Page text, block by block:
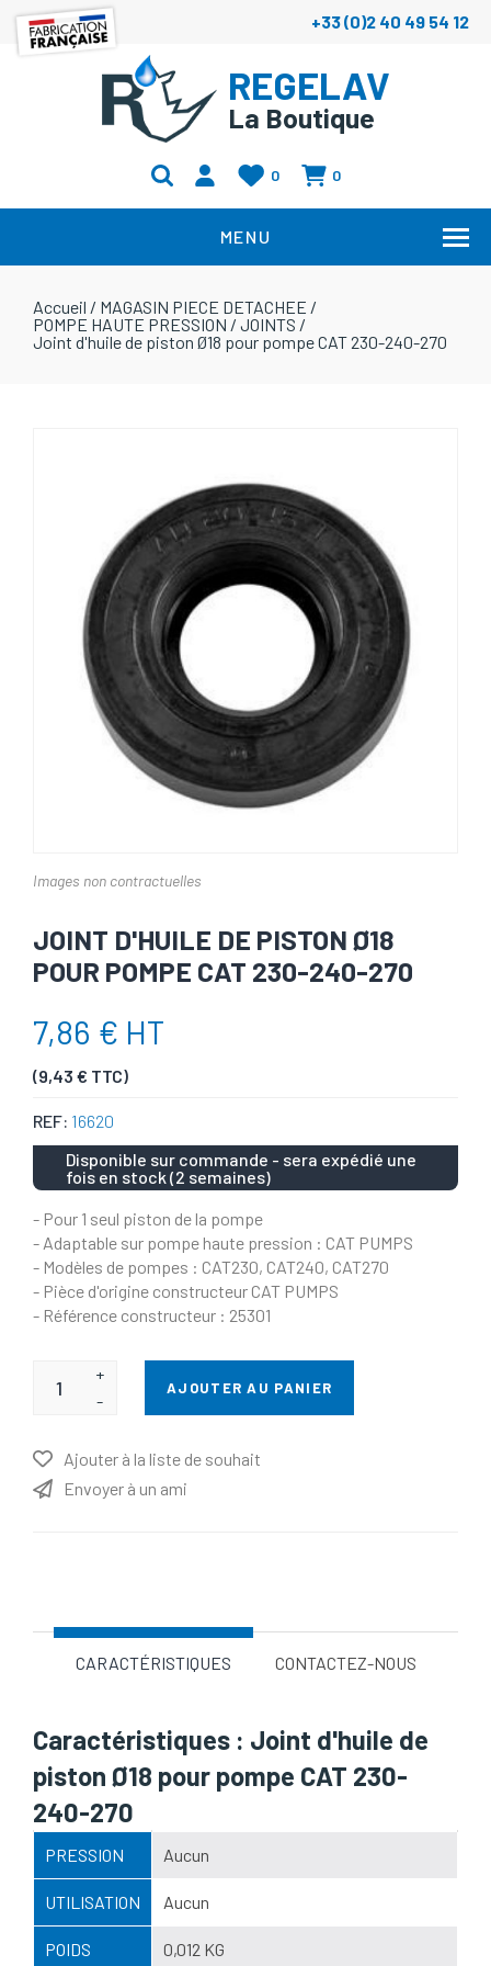
+33 (0)2 40 49 54 12
REGELAV
La Boutique
0 0
MENU
Accueil / MAGASIN PIECE DETACHEE /
POMPE HAUTE PRESSION / JOINTS /
Joint d'huile de piston Ø18 pour pompe CAT 230-240-270
Images non contractuelles
JOINT D'HUILE DE PISTON Ø18
POUR POMPE CAT 230-240-270
7,86 € HT
(9,43 € TTC)
REF: 16620
Disponible sur commande - sera expédié une
fois en stock (2 semaines)
- Pour 1 seul piston de la pompe
- Adaptable sur pompe haute pression : CAT PUMPS
- Modèles de pompes : CAT230, CAT240, CAT270
- Pièce d'origine constructeur CAT PUMPS
- Référence constructeur : 25301
+
-
AJOUTER AU PANIER
Ajouter à la liste de souhait
Envoyer à un ami
CARACTÉRISTIQUES CONTACTEZ-NOUS
Caractéristiques : Joint d'huile de
piston Ø18 pour pompe CAT 230-
240-270
PRESSION Aucun
UTILISATION Aucun
POIDS 0,012 KG